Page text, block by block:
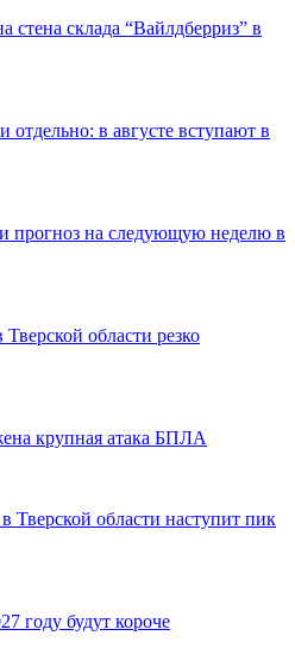
склада “Вайлдберриз” в
в августе вступают в
прогноз на следующую неделю в
области резко
крупная атака БПЛА
Тверской области наступит пик
году будут короче